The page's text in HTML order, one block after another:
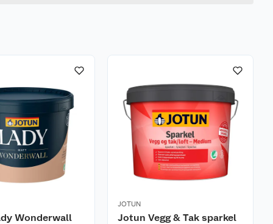
Wonderwall
JOTUN
Jotun Vegg & Tak sparkel